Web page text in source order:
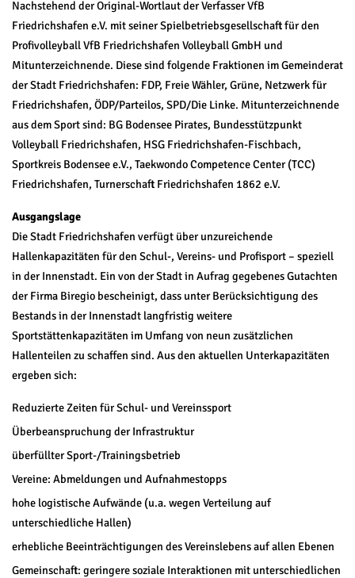
Nachstehend der Original-Wortlaut der Verfasser VfB
Friedrichshafen e.V. mit seiner Spielbetriebsgesellschaft für den
Profivolleyball VfB Friedrichshafen Volleyball GmbH und
Mitunterzeichnende. Diese sind folgende Fraktionen im Gemeinderat
der Stadt Friedrichshafen: FDP, Freie Wähler, Grüne, Netzwerk für
Friedrichshafen, ÖDP/Parteilos, SPD/Die Linke. Mitunterzeichnende
aus dem Sport sind: BG Bodensee Pirates, Bundesstützpunkt
Volleyball Friedrichshafen, HSG Friedrichshafen-Fischbach,
Sportkreis Bodensee e.V., Taekwondo Competence Center (TCC)
Friedrichshafen, Turnerschaft Friedrichshafen 1862 e.V.
Ausgangslage
Die Stadt Friedrichshafen verfügt über unzureichende
Hallenkapazitäten für den Schul-, Vereins- und Profisport – speziell
in der Innenstadt. Ein von der Stadt in Aufrag gegebenes Gutachten
der Firma Biregio bescheinigt, dass unter Berücksichtigung des
Bestands in der Innenstadt langfristig weitere
Sportstättenkapazitäten im Umfang von neun zusätzlichen
Hallenteilen zu schaffen sind. Aus den aktuellen Unterkapazitäten
ergeben sich:
Reduzierte Zeiten für Schul- und Vereinssport
Überbeanspruchung der Infrastruktur
überfüllter Sport-/Trainingsbetrieb
Vereine: Abmeldungen und Aufnahmestopps
hohe logistische Aufwände (u.a. wegen Verteilung auf
unterschiedliche Hallen)
erhebliche Beeinträchtigungen des Vereinslebens auf allen Ebenen
Gemeinschaft: geringere soziale Interaktionen mit unterschiedlichen